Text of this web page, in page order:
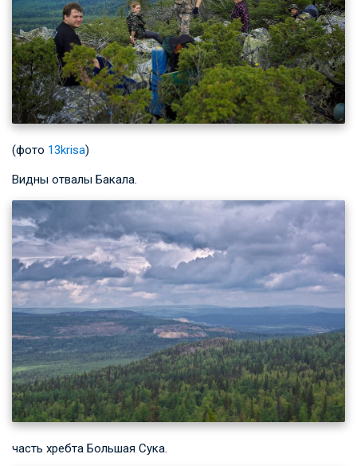
(фото 13krisa)
Видны отвалы Бакала.
часть хребта Большая Сука.